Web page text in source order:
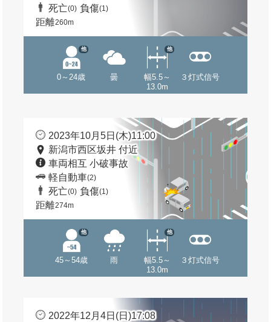
死亡(0) 負傷(1)
距離260m
0～24歳
他
曇
幅5.5～
13.0m
他
３灯式信号
2023年10月5日(木)11:00
新潟市西区坂井 付近
車両相互 小破事故
軽自動車(2)
死亡(0) 負傷(1)
距離274m
45～54歳
他
雨
幅5.5～
13.0m
他
３灯式信号
2022年12月4日(日)17:08